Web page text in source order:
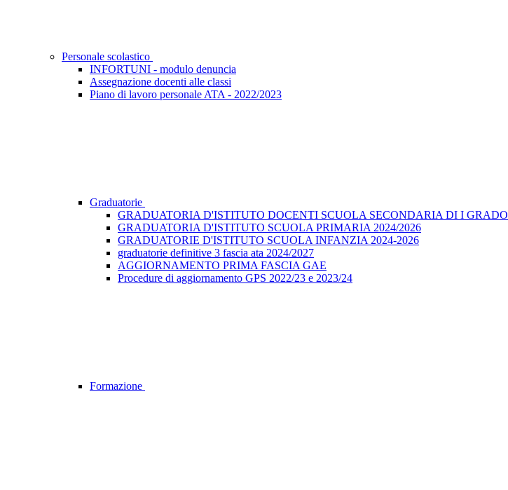
Personale scolastico
INFORTUNI - modulo denuncia
Assegnazione docenti alle classi
Piano di lavoro personale ATA - 2022/2023
Graduatorie
GRADUATORIA D'ISTITUTO DOCENTI SCUOLA SECONDARIA DI I GRADO
GRADUATORIA D'ISTITUTO SCUOLA PRIMARIA 2024/2026
GRADUATORIE D'ISTITUTO SCUOLA INFANZIA 2024-2026
graduatorie definitive 3 fascia ata 2024/2027
AGGIORNAMENTO PRIMA FASCIA GAE
Procedure di aggiornamento GPS 2022/23 e 2023/24
Formazione